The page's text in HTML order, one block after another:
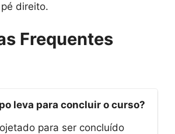
direito.
Frequentes
leva para concluir o curso?
para ser concluído